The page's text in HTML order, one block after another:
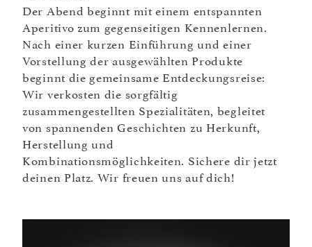
Der Abend beginnt mit einem entspannten
Aperitivo zum gegenseitigen Kennenlernen.
Nach einer kurzen Einführung und einer
Vorstellung der ausgewählten Produkte
beginnt die gemeinsame Entdeckungsreise:
Wir verkosten die sorgfältig
zusammengestellten Spezialitäten, begleitet
von spannenden Geschichten zu Herkunft,
Herstellung und
Kombinationsmöglichkeiten. Sichere dir jetzt
deinen Platz. Wir freuen uns auf dich!